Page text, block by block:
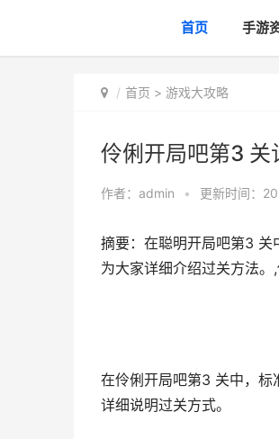
首页 手游
首页 > 游戏大攻略
伶俐开局吧第3 关
作者： admin • 更新时间：
摘要：在聪明开局吧第3 关
为大家详细介绍过关方法
在伶俐开局吧第3 关中，标
详细说明过关方式。